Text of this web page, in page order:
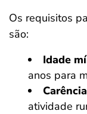
Os requisitos
são:
Idade
anos para
Carência
atividade